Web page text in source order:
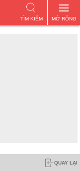
MỞ RỘNG
TÌM KIẾM
QUAY LẠI